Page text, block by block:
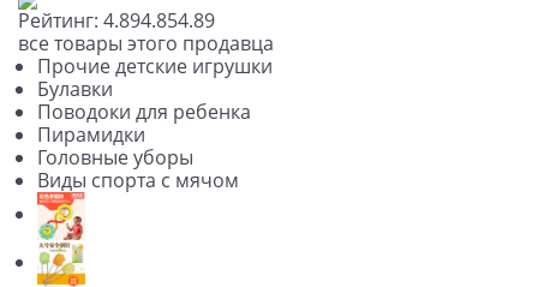
Рейтинг: 4.894.854.89
все товары этого продавца
Прочие детские игрушки
Булавки
Поводоки для ребенка
Пирамидки
Головные уборы
Виды спорта с мячом